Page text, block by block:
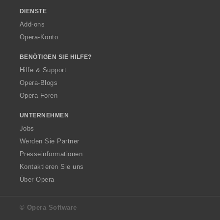
DIENSTE
Add-ons
Opera-Konto
BENÖTIGEN SIE HILFE?
Hilfe & Support
Opera-Blogs
Opera-Foren
UNTERNEHMEN
Jobs
Werden Sie Partner
Presseinformationen
Kontaktieren Sie uns
Über Opera
© Opera Software